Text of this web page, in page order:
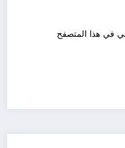
في هذا المتصفح